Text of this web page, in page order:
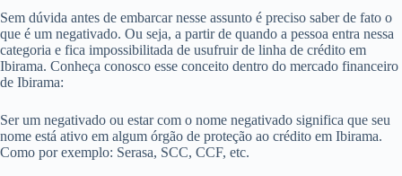
Sem dúvida antes de embarcar nesse assunto é preciso saber de fato o
que é um negativado. Ou seja, a partir de quando a pessoa entra nessa
categoria e fica impossibilitada de usufruir de linha de crédito em
Ibirama. Conheça conosco esse conceito dentro do mercado financeiro
de Ibirama:
Ser um negativado ou estar com o nome negativado significa que seu
nome está ativo em algum órgão de proteção ao crédito em Ibirama.
Como por exemplo: Serasa, SCC, CCF, etc.